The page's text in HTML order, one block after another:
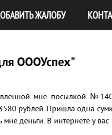
ЖАЛОБУ
ОООУспех"
мне посылкой
рублей. Пришла одна
мне деньги. В интернете у